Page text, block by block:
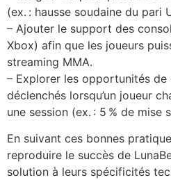
(ex. : hausse soudaine du pari
– Ajouter le support des
Xbox) afin que les joueurs
streaming MMA.
– Explorer les opportunités de
déclenchés lorsqu’un joueur
une session (ex. : 5 % de mise
En suivant ces bonnes
reproduire le succès de
solution à leurs spécificités